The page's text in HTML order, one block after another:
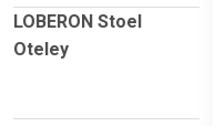
LOBERON Stoel
Oteley